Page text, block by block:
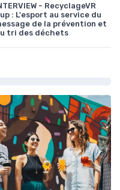
- RecyclageVR
: L'esport au service du
de la prévention et
tri des déchets